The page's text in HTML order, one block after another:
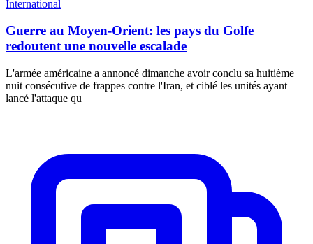
International
Guerre au Moyen-Orient: les pays du Golfe
redoutent une nouvelle escalade
L'armée américaine a annoncé dimanche avoir conclu sa huitième
nuit consécutive de frappes contre l'Iran, et ciblé les unités ayant
lancé l'attaque qu